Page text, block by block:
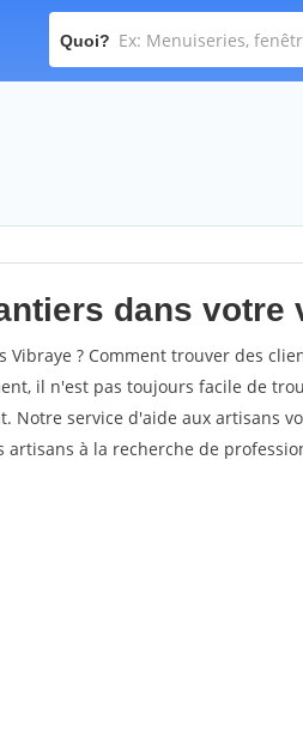
Quoi?
dans votre
? Comment trouver des
il n'est pas toujours facile de
Notre service d'aide aux artisans
artisans à la recherche de